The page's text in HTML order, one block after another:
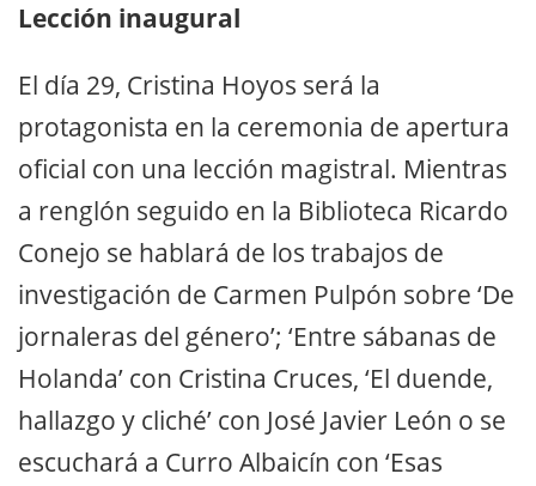
Lección inaugural
El día 29, Cristina Hoyos será la
protagonista en la ceremonia de apertura
oficial con una lección magistral. Mientras
a renglón seguido en la Biblioteca Ricardo
Conejo se hablará de los trabajos de
investigación de Carmen Pulpón sobre ‘De
jornaleras del género’; ‘Entre sábanas de
Holanda’ con Cristina Cruces, ‘El duende,
hallazgo y cliché’ con José Javier León o se
escuchará a Curro Albaicín con ‘Esas